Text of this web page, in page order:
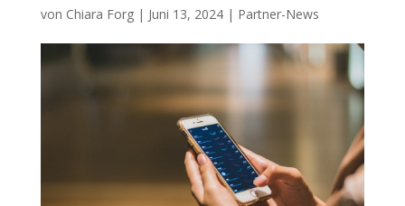
von Chiara Forg| Juni 13, 2024| Partner-News